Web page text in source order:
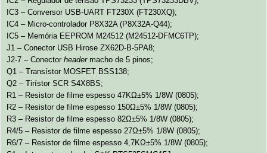
IC3 – Conversor USB-UART FT230X (FT230XQ);
IC4 – Micro-controlador P8X32A (P8X32A-Q44);
IC5 – Memória EEPROM M24512 (M24512-DFMC6TP);
J1 – Conector USB Hirose ZX62D-B-5PA8;
J2-7 – Conector headermacho de 5 pinos;
Q1 – Transístor MOSFET BSS138;
Q2 – Tirístor SCR S4X8BS;
R1 – Resistor de filme espesso 47KΩ±5% 1/8W (0805);
R2 – Resistor de filme espesso 150Ω±5% 1/8W (0805);
R3 – Resistor de filme espesso 82Ω±5% 1/8W (0805);
R4/5 – Resistor de filme espesso 27Ω±5% 1/8W (0805);
R6/7 – Resistor de filme espesso 4,7KΩ±5% 1/8W (0805);